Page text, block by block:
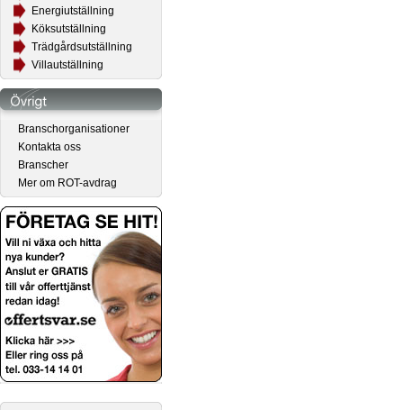
Energiutställning
Köksutställning
Trädgårdsutställning
Villautställning
Branschorganisationer
Kontakta oss
Branscher
Mer om ROT-avdrag